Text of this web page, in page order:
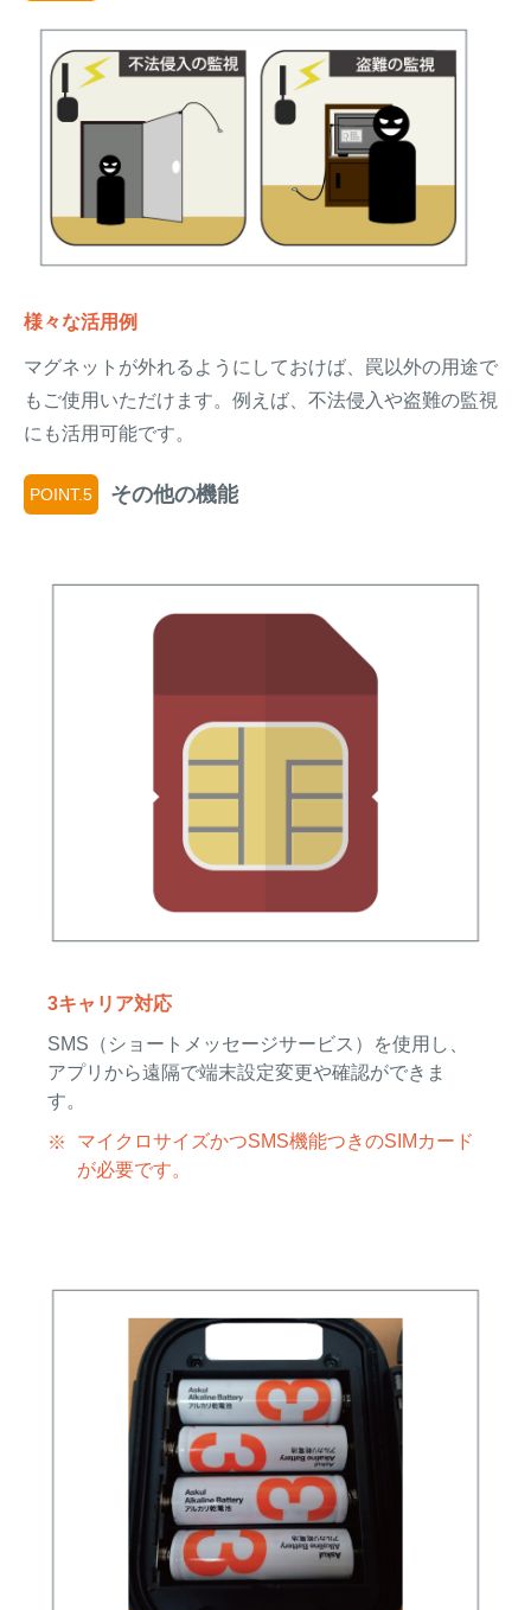
様々な活用例
マグネットが外れるようにしておけば、罠以外の用途で
もご使用いただけます。例えば、不法侵入や盗難の監視
にも活用可能です。
POINT.5 その他の機能
3キャリア対応
SMS（ショートメッセージサービス）を使用し、
アプリから遠隔で端末設定変更や確認ができま
す。
マイクロサイズかつSMS機能つきのSIMカード
が必要です。